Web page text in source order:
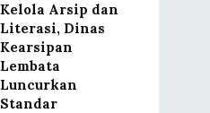
Kelola Arsip dan
Literasi, Dinas
Kearsipan
Lembata
Luncurkan
Standar